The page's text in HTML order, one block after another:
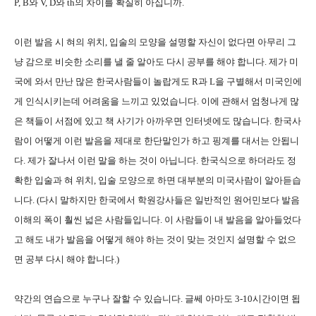
P, B와 V, D와 th의 차이를 확실히 아십니까.
이런 발음 시 혀의 위치, 입술의 모양을 설명할 자신이 없다면 아무리 그
냥 감으로 비슷한 소리를 낼 줄 알아도 다시 공부를 해야 합니다. 제가 미
국에 와서 만난 많은 한국사람들이 놀랍게도 R과 L을 구별해서 미국인에
게 인식시키는데 어려움을 느끼고 있었습니다. 이에 관해서 엄청나게 많
은 책들이 서점에 있고 책 사기가 아까우면 인터넷에도 많습니다. 한국사
람이 어떻게 이런 발음을 제대로 한단말인가 하고 핑계를 대서는 안됩니
다. 제가 잘나서 이런 말을 하는 것이 아닙니다. 한국식으로 하더라도 정
확한 입술과 혀 위치, 입술 모양으로 하면 대부분의 미국사람이 알아듣습
니다. (다시 말하지만 한국에서 학원강사들은 일반적인 원어민보다 발음
이해의 폭이 훨씬 넓은 사람들입니다. 이 사람들이 내 발음을 알아들었다
고 해도 내가 발음을 어떻게 해야 하는 것이 맞는 것인지 설명할 수 없으
면 공부 다시 해야 합니다.)
약간의 연습으로 누구나 잘할 수 있습니다. 글쎄 아마도 3-10시간이면 됩